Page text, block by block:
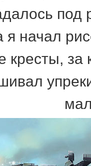
под
я начал
кресты,